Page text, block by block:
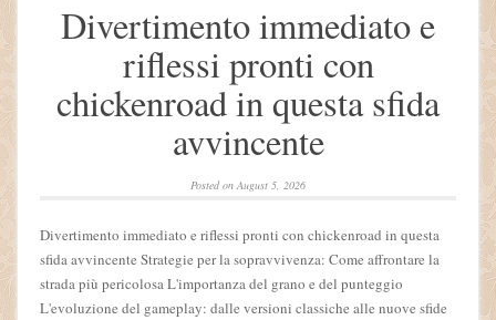
Divertimento immediato e
riflessi pronti con
chickenroad in questa sfida
avvincente
Posted on August 5, 2026
Divertimento immediato e riflessi pronti con chickenroad in questa
sfida avvincente Strategie per la sopravvivenza: Come affrontare la
strada più pericolosa L'importanza del grano e del punteggio
L'evoluzione del gameplay: dalle versioni classiche alle nuove sfide